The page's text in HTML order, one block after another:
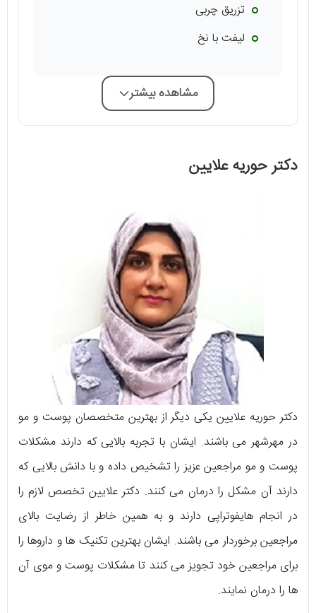
تزریق چربی
لیفت با نخ
مشاهده بیشتر
دکتر حوریه علایین
دکتر حوریه علایین یکی دیگر از بهترین متخصصان پوست و مو
در مهرشهر می باشند. ایشان‌ با تجربه بالایی که دارند مشکلات
پوست و مو مراجعین عزیز را تشخیص داده و با دانش بالایی که
دارند آن مشکل را درمان می کنند. دکتر علایین تخصص لازم را
در انجام هایفوتراپی دارند و به همین خاطر از رضایت بالای
مراجعین برخوردار می باشند. ایشان بهترین تکنیک ها و داروها را
برای مراجعین خود تجویز می کنند تا مشکلات پوست و موی آن
ها را درمان نمایند.